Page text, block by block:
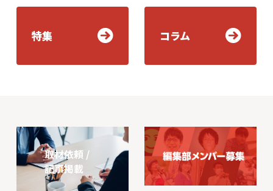
特集 コラム
取材依頼 /
記事掲載